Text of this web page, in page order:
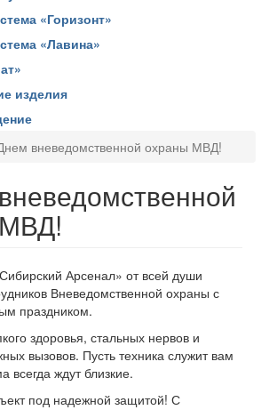
«Горизонт»
«Лавина»
изделия
вневедомственной охраны МВД!
Арсенал» от всей души
Вневедомственной охраны с
праздником.
здоровья, стальных нервов и
вызовов. Пусть техника служит вам
всегда ждут близкие.
под надежной защитой! С